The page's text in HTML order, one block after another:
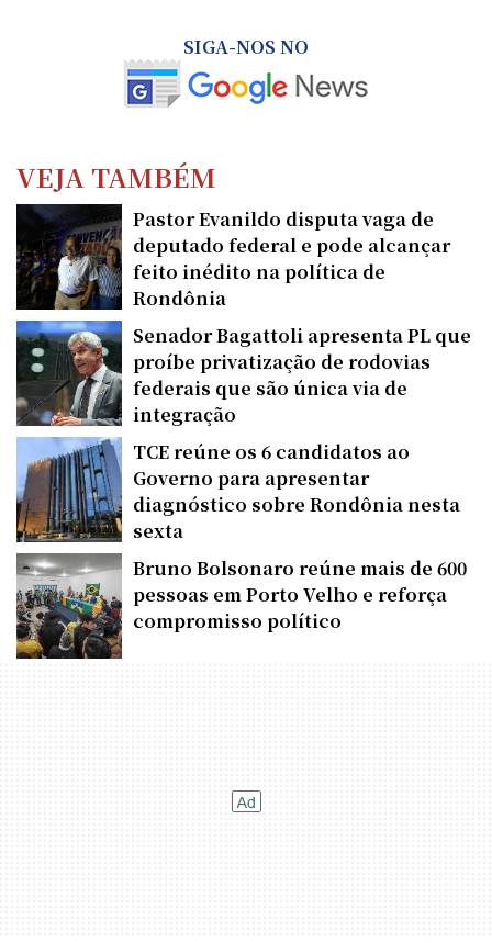
SIGA-NOS NO
VEJA TAMBÉM
Pastor Evanildo disputa vaga de
deputado federal e pode alcançar
feito inédito na política de
Rondônia
Senador Bagattoli apresenta PL que
proíbe privatização de rodovias
federais que são única via de
integração
TCE reúne os 6 candidatos ao
Governo para apresentar
diagnóstico sobre Rondônia nesta
sexta
Bruno Bolsonaro reúne mais de 600
pessoas em Porto Velho e reforça
compromisso político